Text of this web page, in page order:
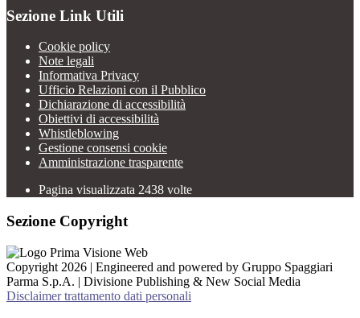
Sezione Link Utili
Cookie policy
Note legali
Informativa Privacy
Ufficio Relazioni con il Pubblico
Dichiarazione di accessibilità
Obiettivi di accessibilità
Whistleblowing
Gestione consensi cookie
Amministrazione trasparente
Pagina visualizzata 2438 volte
Sezione Copyright
Copyright 2026 | Engineered and powered by Gruppo Spaggiari
Parma S.p.A. | Divisione Publishing & New Social Media
Disclaimer trattamento dati personali